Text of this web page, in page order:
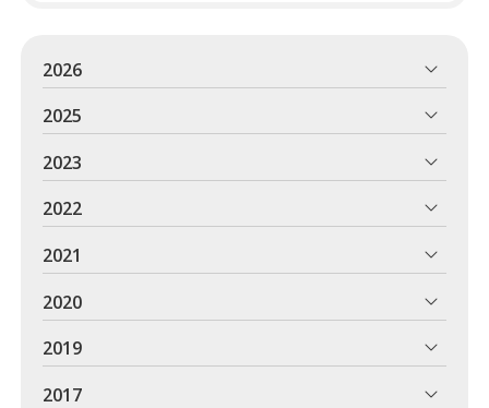
2026
2025
2023
2022
2021
2020
2019
2017